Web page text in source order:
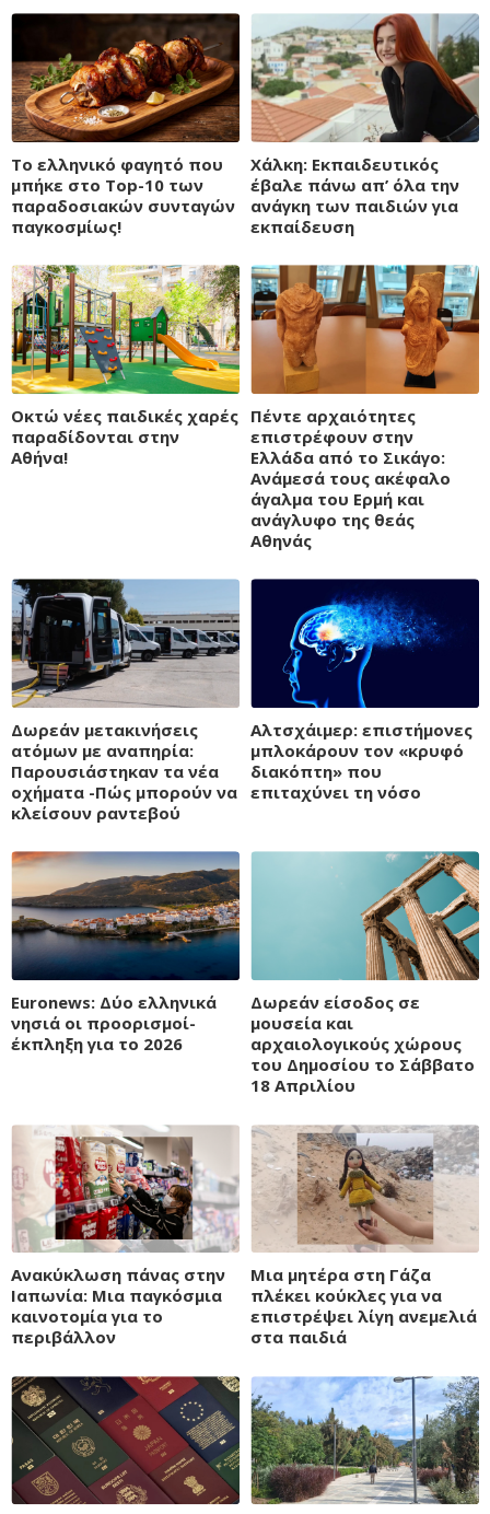
Το ελληνικό φαγητό που
μπήκε στο Top-10 των
παραδοσιακών συνταγών
παγκοσμίως!
Χάλκη: Εκπαιδευτικός
έβαλε πάνω απ’ όλα την
ανάγκη των παιδιών για
εκπαίδευση
Οκτώ νέες παιδικές χαρές
παραδίδονται στην
Αθήνα!
Πέντε αρχαιότητες
επιστρέφουν στην
Ελλάδα από το Σικάγο:
Ανάμεσά τους ακέφαλο
άγαλμα του Ερμή και
ανάγλυφο της θεάς
Aθηνάς
Δωρεάν μετακινήσεις
ατόμων με αναπηρία:
Παρουσιάστηκαν τα νέα
οχήματα -Πώς μπορούν να
κλείσουν ραντεβού
Αλτσχάιμερ: επιστήμονες
μπλοκάρουν τον «κρυφό
διακόπτη» που
επιταχύνει τη νόσο
Euronews: Δύο ελληνικά
νησιά οι προορισμοί-
έκπληξη για το 2026
Δωρεάν είσοδος σε
μουσεία και
αρχαιολογικούς χώρους
του Δημοσίου το Σάββατο
18 Απριλίου
Ανακύκλωση πάνας στην
Ιαπωνία: Μια παγκόσμια
καινοτομία για το
περιβάλλον
Μια μητέρα στη Γάζα
πλέκει κούκλες για να
επιστρέψει λίγη ανεμελιά
στα παιδιά